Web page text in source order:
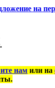
на
нам или на